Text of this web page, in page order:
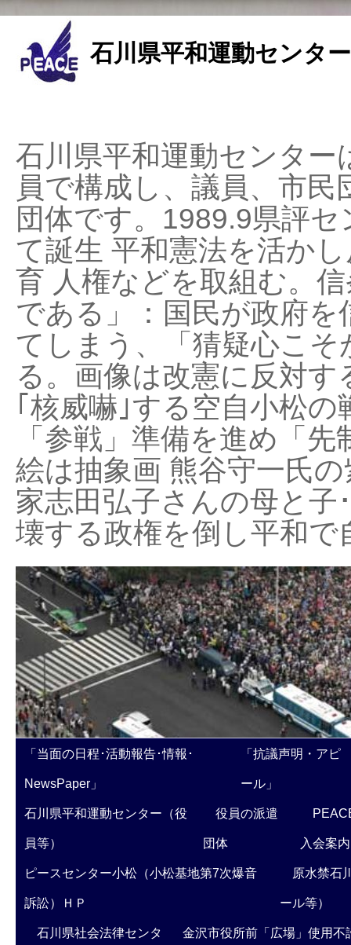
石川県平和運動センタ
石川県平和運動センタ
員で構成し、議員、市
団体です。1989.9県評
て誕生 平和憲法を活か
育 人権などを取組む。
である」：国民が政府
てしまう、「猜疑心こ
る。画像は改憲に反対
｢核威嚇｣する空自小松
「参戦」準備を進め「
絵は抽象画 熊谷守一氏
家志田弘子さんの母と子
壊する政権を倒し平和
「当面の日程･活動報告･情報･
NewsPaper」
「抗議声明・アピ
ール」
石川県平和運動センター（役
員等）
役員の派遣
団体 入会案内
ピースセンター小松（小松基地第7次爆音
訴訟）ＨＰ
原水禁石
ール等）
石川県社会法律センタ 金沢市役所前「広場」使用不